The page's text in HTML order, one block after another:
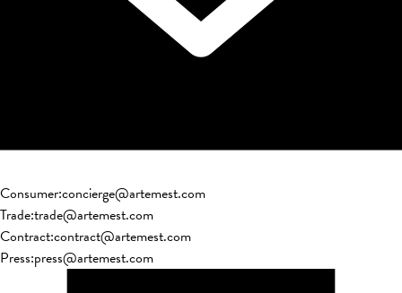
Consumer:concierge@artemest.com
Trade:trade@artemest.com
Contract:contract@artemest.com
Press:press@artemest.com